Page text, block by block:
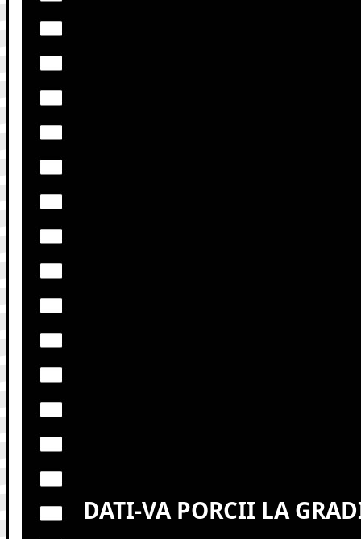
DATI-VA PORCII LA